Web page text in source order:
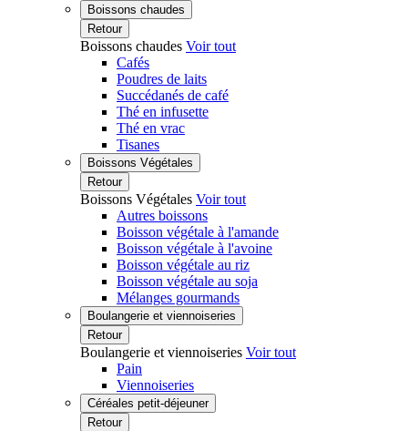
Boissons chaudes
Retour
Boissons chaudes Voir tout
Cafés
Poudres de laits
Succédanés de café
Thé en infusette
Thé en vrac
Tisanes
Boissons Végétales
Retour
Boissons Végétales Voir tout
Autres boissons
Boisson végétale à l'amande
Boisson végétale à l'avoine
Boisson végétale au riz
Boisson végétale au soja
Mélanges gourmands
Boulangerie et viennoiseries
Retour
Boulangerie et viennoiseries Voir tout
Pain
Viennoiseries
Céréales petit-déjeuner
Retour